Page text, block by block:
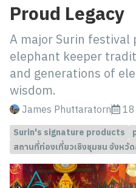
Proud Legacy
A major Surin festival
elephant keeper
and generations of
wisdom.
James Phuttaratorn
Surin's signature products
สถานที่ท่องเที่ยวเชิงชุมชน จังหวั